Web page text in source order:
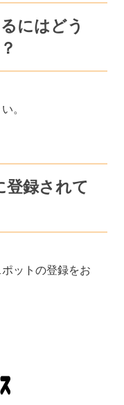
にはどう
。
登録されて
ポットの登録をお